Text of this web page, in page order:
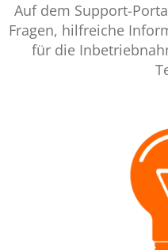
Auf dem Support-
Fragen, hilfreiche
für die